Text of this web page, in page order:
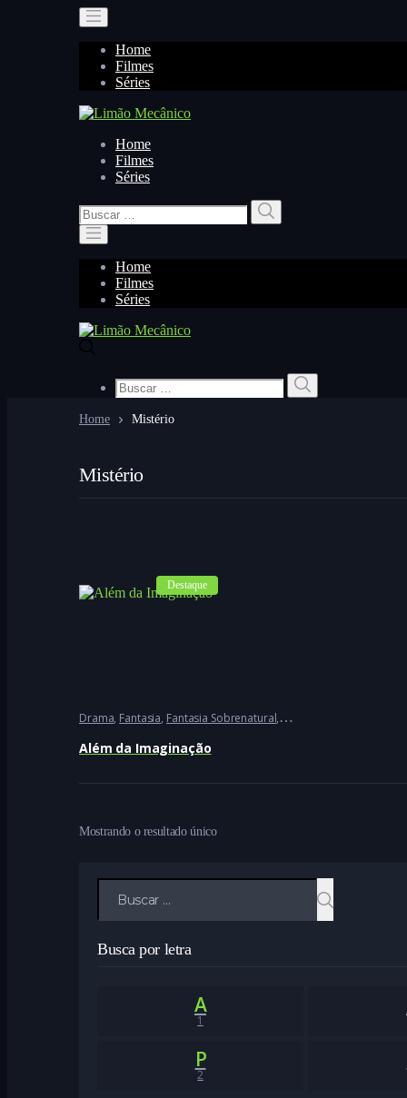
Home
Filmes
Séries
Home
Filmes
Séries
Buscar
por:
Home
Filmes
Séries
Buscar
por:
Home Mistério
Mistério
Destaque
Drama, Fantasia, Fantasia Sobrenatural, Fantasia Sombria
Além da Imaginação
Mostrando o resultado único
Buscar
Busca por letra
A
1
P
2